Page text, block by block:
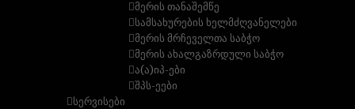
მერის თანაშემწე
სამსახურების ხელმძღვანელები
მერის მრჩეველთა საბჭო
მერის ახალგაზრდული საბჭო
ა(ა)იპ-ები
შპს-ეები
სერვისები